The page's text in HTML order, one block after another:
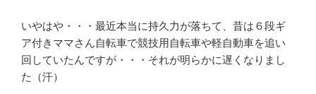
いやはや・・・最近本当に持久力が落ちて、昔は６段ギ
ア付きママさん自転車で競技用自転車や軽自動車を追い
回していたんですが・・・それが明らかに遅くなりまし
た（汗）